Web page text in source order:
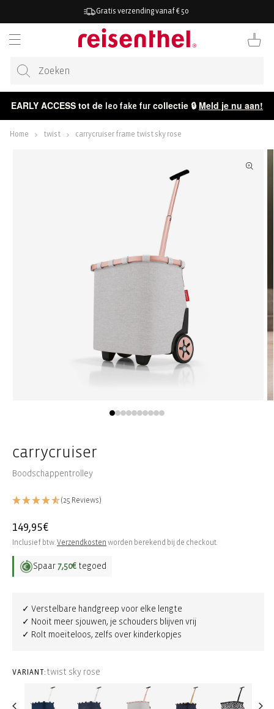
Gratis verzending vanaf € 50
EARLY ACCESS tot de leo fake fur collectie 🔒 Meld je nu aan!
Home twist carrycruiser frame twist sky rose
carrycruiser
Boodschappentrolley
(25 Reviews)
Normale
prijs
149,95€
Inclusief btw.Verzendkosten worden berekend bij de checkout.
Spaar 7,50€ tegoed
✓ Verstelbare handgreep voor elke lengte
✓ Nooit meer sjouwen, je schouders blijven vrij
✓ Rolt moeiteloos, zelfs over kinderkopjes
VARIANT: twist sky rose